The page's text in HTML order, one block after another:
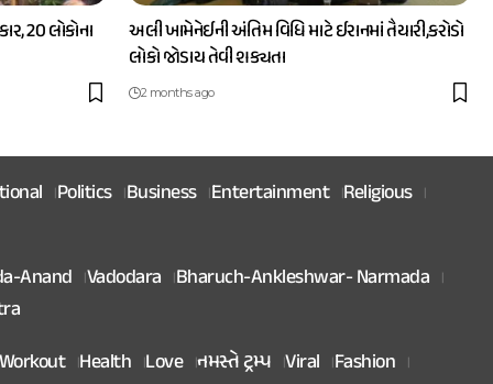
20 લોકોના
અલી ખામેનેઈની અંતિમ વિધિ માટે ઈરાનમાં તૈયારી,કરોડો
લોકો જોડાય તેવી શક્યતા
2 months ago
Politics Business Entertainment Religious
Anand Vadodara Bharuch-Ankleshwar- Narmada
Health Love નમસ્તે ટ્રમ્પ Viral Fashion